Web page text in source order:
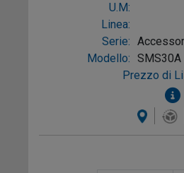
U.M:
Linea:
Serie:
Modello: SMS30A
Prezzo di